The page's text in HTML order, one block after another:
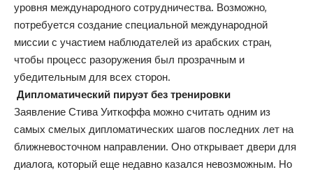
уровня международного сотрудничества. Возможно,
потребуется создание специальной международной
миссии с участием наблюдателей из арабских стран,
чтобы процесс разоружения был прозрачным и
убедительным для всех сторон.
Дипломатический пируэт без тренировки
Заявление Стива Уиткоффа можно считать одним из
самых смелых дипломатических шагов последних лет на
ближневосточном направлении. Оно открывает двери для
диалога, который еще недавно казался невозможным. Но